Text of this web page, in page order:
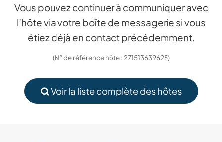
Vous pouvez continuer à communiquer avec
l’hôte via votre boîte de messagerie si vous
étiez déjà en contact précédemment.
(N° de référence hôte : 271513639625)
Voir la liste complète des hôtes